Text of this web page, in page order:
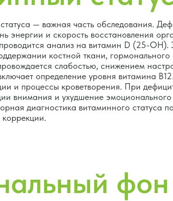
— важная часть обследования.
энергии и скорость восстановления
анализ на витамин D (25-OH).
костной ткани,
слабостью, снижением
определение уровня витамина
и процессы кроветворения. При
внимания и ухудшение эмоционального
диагностика витаминного статуса
фон